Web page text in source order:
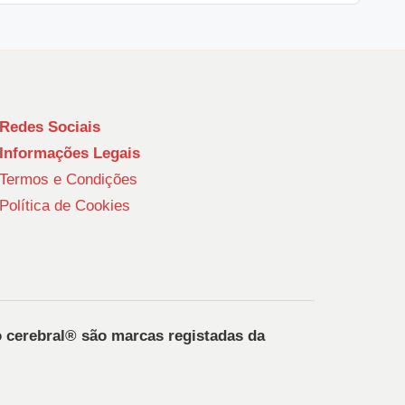
Redes Sociais
Informações Legais
Termos e Condições
Política de Cookies
são marcas registadas da